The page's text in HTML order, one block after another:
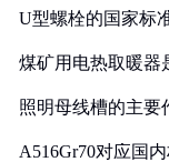
U型螺栓的国家标
煤矿用电热取暖器
照明母线槽的主要
A516Gr70对应国